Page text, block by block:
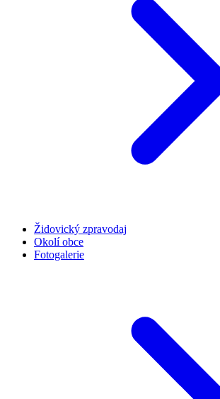
Židovický zpravodaj
Okolí obce
Fotogalerie